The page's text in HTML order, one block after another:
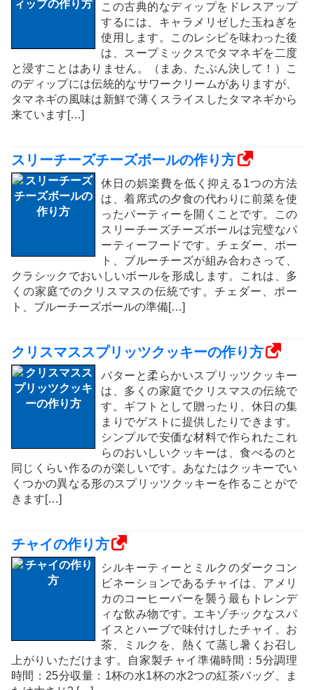
この古典的なディップをドレスアップ
するには、キャラメリゼした玉ねぎを
使用します。このレシピを味わった後
は、スープミックスでタマネギを二度
と浸すことはありません。（まあ、たぶん決して！）こ
のディップには伝統的なサワークリームがありますが、
タマネギの風味は新鮮で薄くスライスしたタマネギから
来ています[…]
スリーチーズチーズボールの作り方
休日の娯楽費を低く抑える1つの方法
は、着席式の夕食の代わりに前菜を使
ったパーティーを開くことです。この
スリーチーズチーズボールは完璧なパ
ーティーフードです。チェダー、ポー
ト、ブルーチーズが組み合わさって、
クラシックでおいしいボールを形成します。これは、多
くの家庭でのクリスマスの伝統です。チェダー、ポー
ト、ブルーチーズボールの準備[…]
クリスマススプリッツクッキーの作り方
バターと柔らかいスプリッツクッキー
は、多くの家庭でクリスマスの伝統で
す。ギフトとして贈ったり、休日の集
まりでゲストに提供したりできます。
シンプルで安価な材料で作られたこれ
らのおいしいクッキーは、食べるのと
同じくらい作るのが楽しいです。あなたはクッキーでい
くつかの異なる形のスプリッツクッキーを作ることがで
きます[…]
チャイの作り方
シルキーティーとミルクのダークコン
ビネーションであるチャイは、アメリ
カのコーヒーバーを襲う最もトレンデ
ィな飲み物です。エキゾチックなスパ
イスとハーブで味付けしたチャイ、お
茶、ミルクを、熱くて蒸し暑くお召し
上がりいただけます。自家製チャイ準備時間：5分調理
時間：25分収量：1杯の水1杯の水2つの紅茶バッグ、ま